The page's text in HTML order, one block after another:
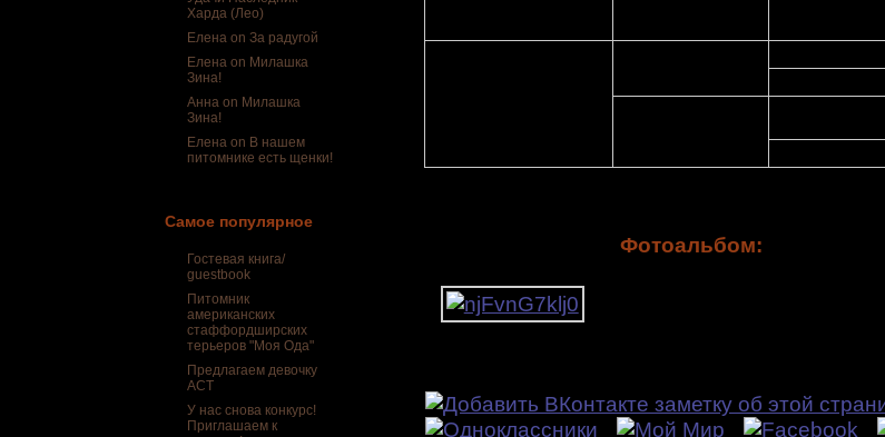
Харда (Лео)
Елена on За радугой
Елена on Милашка
Зина!
Анна on Милашка
Зина!
Елена on В нашем
питомнике есть щенки!
Самое популярное
Гостевая книга/
guestbook
Питомник
американских
стаффордширских
терьеров "Моя Ода"
Предлагаем девочку
АСТ
У нас снова конкурс!
Приглашаем к
Фотоальбом: